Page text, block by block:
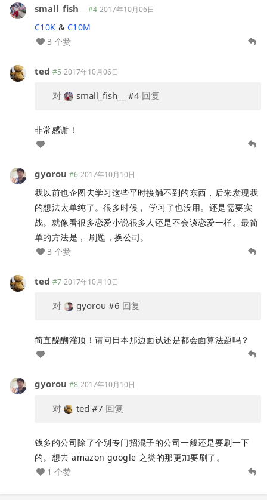
small_fish__ #4 2017年10月06日
C10K & C10M
3 个赞
ted #5 2017年10月06日
对 small_fish__ #4 回复
非常感谢！
gyorou #6 2017年10月10日
我以前也企图去学习这些平时接触不到的东西，后来发现我
的想法太单纯了。很多时候， 学习了也没用。还是需要实
战。就像看很多恋爱小说很多人还是不会谈恋爱一样。最简
单的方法是， 刷题，换公司。
3 个赞
ted #7 2017年10月10日
对 gyorou #6 回复
简直醍醐灌顶！请问日本那边面试还是都会面算法题吗？
gyorou #8 2017年10月10日
对 ted #7 回复
钱多的公司除了个别专门招混子的公司一般还是要刷一下
的。想去 amazon google 之类的那更加要刷了。
1 个赞